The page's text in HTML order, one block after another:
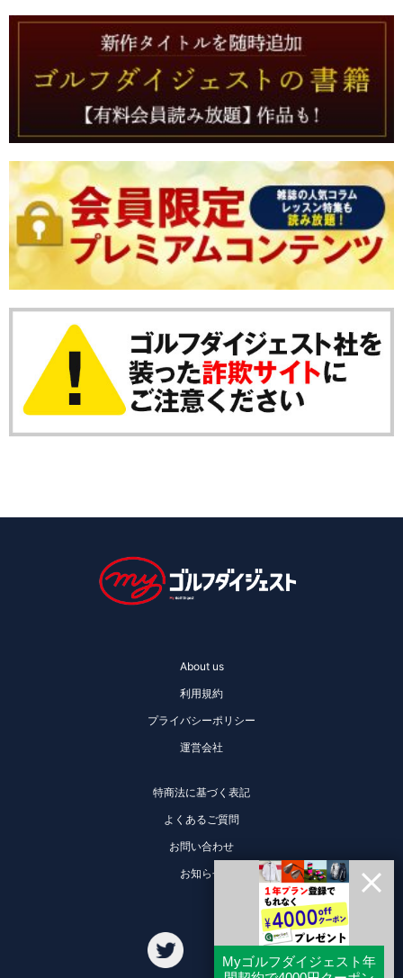
About us
利用規約
プライバシーポリシー
運営会社
特商法に基づく表記
よくあるご質問
お問い合わせ
お知らせ